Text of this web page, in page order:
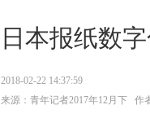
日本报纸数
2018-02-22 14:37:59
来源：青年记者2017年12月下
作